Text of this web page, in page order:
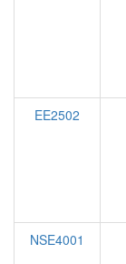
EE2502
NSE4001